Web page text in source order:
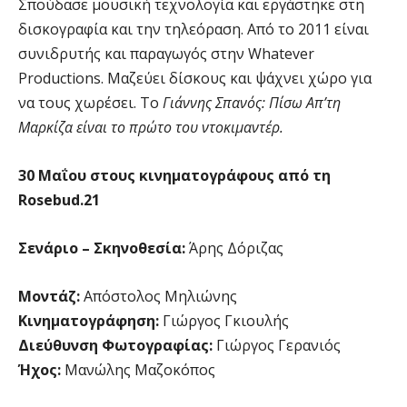
Σπούδασε μουσική τεχνολογία και εργάστηκε στη
δισκογραφία και την τηλεόραση. Από το 2011 είναι
συνιδρυτής και παραγωγός στην Whatever
Productions. Μαζεύει δίσκους και ψάχνει χώρο για
να τους χωρέσει. Το Γιάννης Σπανός: Πίσω Aπ’τη
Mαρκίζα είναι το πρώτο του ντοκιμαντέρ.
30 Μαΐου στους κινηματογράφους από τη
Rosebud.21
Σενάριο – Σκηνοθεσία:Άρης Δόριζας
Μοντάζ:Απόστολος Μηλιώνης
Κινηματογράφηση: Γιώργος Γκιουλής
Διεύθυνση Φωτογραφίας: Γιώργος Γερανιός
Ήχος: Μανώλης Μαζοκόπος